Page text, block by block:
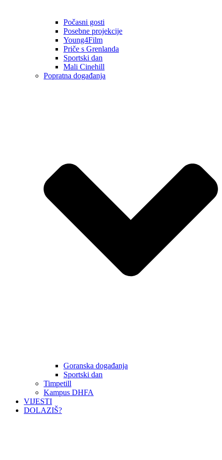
Počasni gosti
Posebne projekcije
Young4Film
Priče s Grenlanda
Sportski dan
Mali Cinehill
Popratna događanja
Goranska događanja
Sportski dan
Timpetill
Kampus DHFA
VIJESTI
DOLAZIŠ?